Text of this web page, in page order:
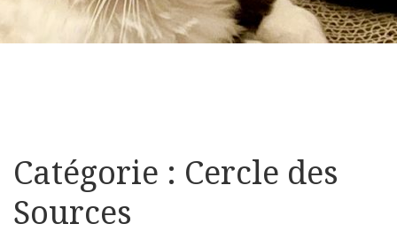
Catégorie : Cercle des
Sources